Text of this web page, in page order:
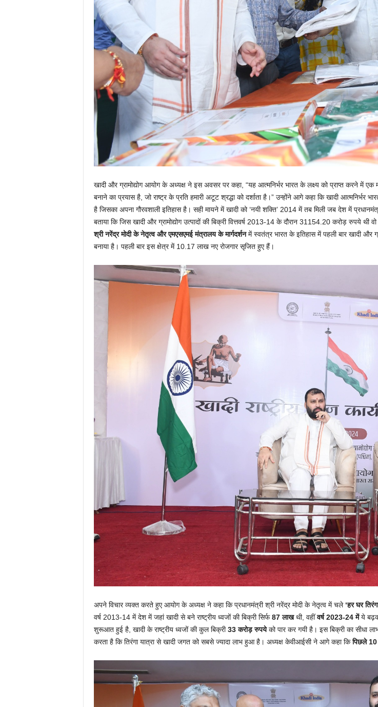
खादी और ग्रामोद्योग आयोग के अध्यक्ष ने इस अवसर पर कहा, “यह आत्मनिर्भर भारत के लक्ष्य को प्राप्त करने में
बनाने का प्रयास है, जो राष्ट्र के प्रति हमारी अटूट श्रद्धा को दर्शाता है।” उन्होंने आगे कहा कि खादी
है जिसका अपना गौरवशाली इतिहास है। सही मायने में खादी को ‘नयी शक्ति’ 2014 में तब मिली जब देश में
बताया कि जिस खादी और ग्रामोद्योग उत्पादों की बिक्री वित्तवर्ष 2013-14 के दौरान 31154.20 करोड़ रुपये
श्री नरेंद्र मोदी के नेतृत्व और एमएसएमई मंत्रालय के मार्गदर्शनमें स्वतंत्र भारत के इतिहास में पहली बार खादी और
बनाया है। पहली बार इस क्षेत्र में 10.17 लाख नए रोजगार सृजित हुए हैं।
अपने विचार व्यक्त करते हुए आयोग के अध्यक्ष ने कहा कि प्रधानमंत्री श्री नरेंद्र मोदी के नेतृत्व में चले ‘हर घर
वर्ष 2013-14 में देश में जहां खादी से बने राष्ट्रीय ध्वजों की बिक्री सिर्फ87 लाखथी, वहींवर्ष2023-24 मेंये
शुरूआत हुई है, खादी के राष्ट्रीय ध्वजों की कुल बिक्री33 करोड़ रुपयेको पार कर गयी है। इस बिक्री का सीधा
करता है कि तिरंगा यात्रा से खादी जगत को सबसे ज्यादा लाभ हुआ है। अध्यक्ष केवीआईसी ने आगे कहा किपिछले 10